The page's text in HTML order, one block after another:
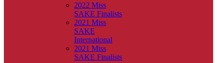
2022 Miss
SAKE Finalists
2021 Miss
SAKE
International
2021 Miss
SAKE Finalists